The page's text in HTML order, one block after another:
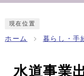
現在位置
ホーム 暮らし・手
水道事業